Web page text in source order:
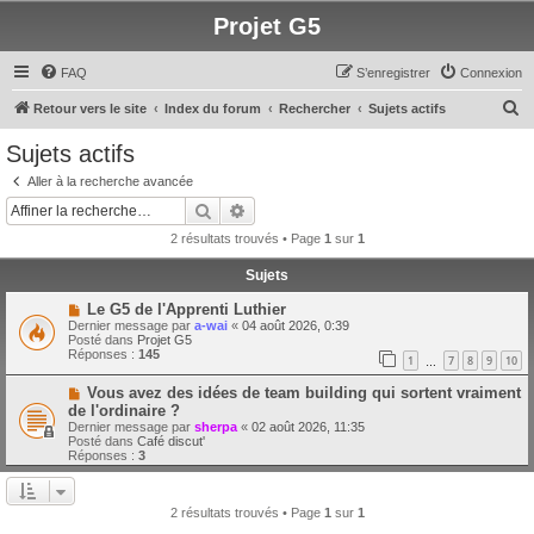
Projet G5
FAQ Connexion
S’enregistrer
Retour vers le site Index du forum Rechercher Sujets actifs
Sujets actifs
Aller à la recherche avancée
Rechercher
2 résultats trouvés • Page 1 sur 1
Sujets
N
o
u
v
e
a
u
m
e
s
s
a
Le G5 de l'Apprenti Luthier
Dernier message par a-wai « 04 août 2026, 0:39
Posté dans Projet G5
Réponses : 145 1 7 8 9 10
N
u
v
e
a
u
Vous avez des idées de team building qui sortent vraiment
de l'ordinaire ?
Dernier message par sherpa « 02 août 2026, 11:35
Posté dans Café discut'
Réponses : 3
2 résultats trouvés • Page 1 sur 1